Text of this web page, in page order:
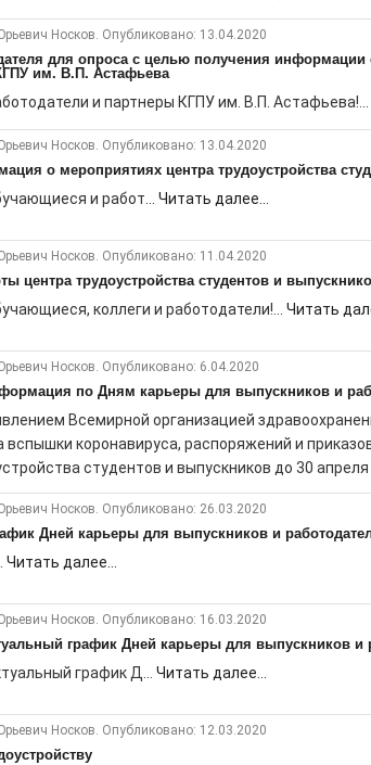
Носков. Опубликовано: 13.04.2020
для опроса с целью получения
им. В.П. Астафьева
и партнеры КГПУ им. В.П. Астафьева!...
Носков. Опубликовано: 13.04.2020
о мероприятиях центра трудоустройства
и работ... Читать далее...
Носков. Опубликовано: 11.04.2020
центра трудоустройства студентов и
коллеги и работодатели!... Читать
Носков. Опубликовано: 6.04.2020
по Дням карьеры для выпускников и
Всемирной организацией
вспышки коронавируса, распоряжений и
студентов и выпускников до 30 апреля
Носков. Опубликовано: 26.03.2020
Дней карьеры для выпускников и
Читать далее...
Носков. Опубликовано: 16.03.2020
график Дней карьеры для выпускников и
график Д... Читать далее...
Носков. Опубликовано: 12.03.2020